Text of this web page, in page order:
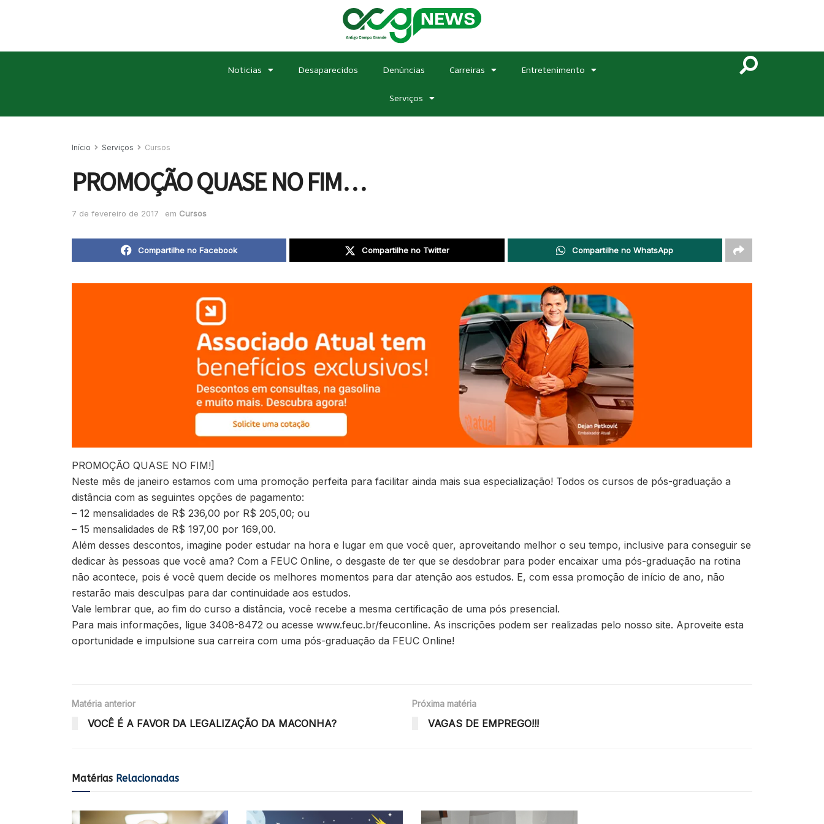
Noticias Desaparecidos Denúncias Carreiras Entretenimento
Serviços
Início Serviços Cursos
PROMOÇÃO QUASE NO FIM…
7 de fevereiro de 2017 em Cursos
Compartilhe no Facebook Compartilhe no Twitter Compartilhe no WhatsApp
PROMOÇÃO QUASE NO FIM!]
Neste mês de janeiro estamos com uma promoção perfeita para facilitar ainda mais sua especialização! Todos os cursos de pós-graduação a
distância com as seguintes opções de pagamento:
– 12 mensalidades de R$ 236,00 por R$ 205,00; ou
– 15 mensalidades de R$ 197,00 por 169,00.
Além desses descontos, imagine poder estudar na hora e lugar em que você quer, aproveitando melhor o seu tempo, inclusive para conseguir se
dedicar às pessoas que você ama? Com a FEUC Online, o desgaste de ter que se desdobrar para poder encaixar uma pós-graduação na rotina
não acontece, pois é você quem decide os melhores momentos para dar atenção aos estudos. E, com essa promoção de início de ano, não
restarão mais desculpas para dar continuidade aos estudos.
Vale lembrar que, ao fim do curso a distância, você recebe a mesma certificação de uma pós presencial.
Para mais informações, ligue 3408-8472 ou acesse www.feuc.br/feuconline. As inscrições podem ser realizadas pelo nosso site. Aproveite esta
oportunidade e impulsione sua carreira com uma pós-graduação da FEUC Online!
Matéria anterior
VOCÊ É A FAVOR DA LEGALIZAÇÃO DA MACONHA?
Próxima matéria
VAGAS DE EMPREGO!!!
Matérias Relacionadas